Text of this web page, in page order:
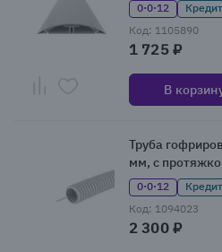
0·0·12
Код: 1105890
1 725 ₽
В
Труба
мм, с
0·0·12
Код: 1094023
2 300 ₽